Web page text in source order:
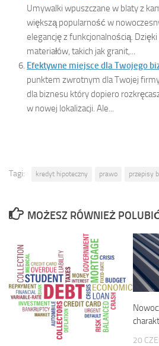
Umywalki wpuszczane w blaty z
większą popularność w
elegancję z funkcjonalnością.
materiałów, takich jak granit,...
Efektywne miejsce dla Twojego
punktem zwrotnym dla Twojej
dla biznesu który dopiero
w nowej lokalizacji. Ale...
Tagi: kredyt hipoteczny prawo przepisy
MOŻESZ RÓWNIEŻ
20